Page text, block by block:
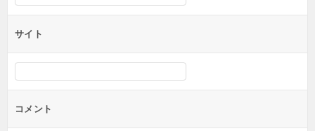
サイト
コメント